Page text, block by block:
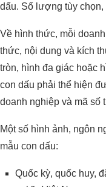
dấu. Số lượng tùy chọn,
Về hình thức, mỗi
thức, nội dung và kích
tròn, hình đa giác hoặc
con dấu phải thể hiện
doanh nghiệp và mã số
Một số hình ảnh, ngôn
mẫu con dấu:
Quốc kỳ, quốc huy,